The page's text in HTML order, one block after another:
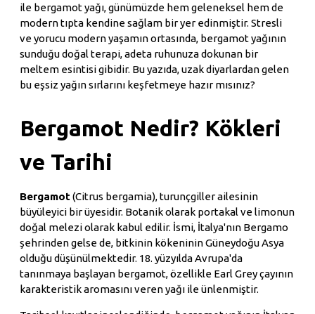
ile bergamot yağı, günümüzde hem geleneksel hem de
modern tıpta kendine sağlam bir yer edinmiştir. Stresli
ve yorucu modern yaşamın ortasında, bergamot yağının
sunduğu doğal terapi, adeta ruhunuza dokunan bir
meltem esintisi gibidir. Bu yazıda, uzak diyarlardan gelen
bu eşsiz yağın sırlarını keşfetmeye hazır mısınız?
Bergamot Nedir? Kökleri
ve Tarihi
Bergamot(Citrus bergamia), turunçgiller ailesinin
büyüleyici bir üyesidir. Botanik olarak portakal ve limonun
doğal melezi olarak kabul edilir. İsmi, İtalya'nın Bergamo
şehrinden gelse de, bitkinin kökeninin Güneydoğu Asya
olduğu düşünülmektedir. 18. yüzyılda Avrupa'da
tanınmaya başlayan bergamot, özellikle Earl Grey çayının
karakteristik aromasını veren yağı ile ünlenmiştir.